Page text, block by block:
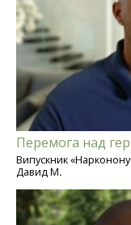
Перемога над
Випускник
Давид М.